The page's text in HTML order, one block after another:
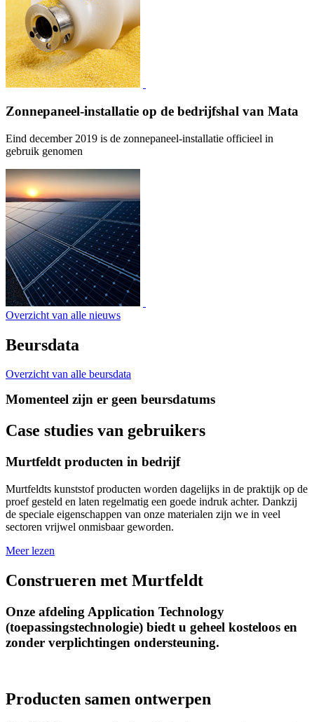
Zonnepaneel-installatie op de bedrijfshal van Mata
Eind december 2019 is de zonnepaneel-installatie officieel in
gebruik genomen
Overzicht van alle nieuws
Beursdata
Overzicht van alle beursdata
Momenteel zijn er geen beursdatums
Case studies van gebruikers
Murtfeldt producten in bedrijf
Murtfeldts kunststof producten worden dagelijks in de praktijk op de
proef gesteld en laten regelmatig een goede indruk achter. Dankzij
de speciale eigenschappen van onze materialen zijn we in veel
sectoren vrijwel onmisbaar geworden.
Meer lezen
Construeren met Murtfeldt
Onze afdeling Application Technology
(toepassingstechnologie) biedt u geheel kosteloos en
zonder verplichtingen ondersteuning.
Producten samen ontwerpen